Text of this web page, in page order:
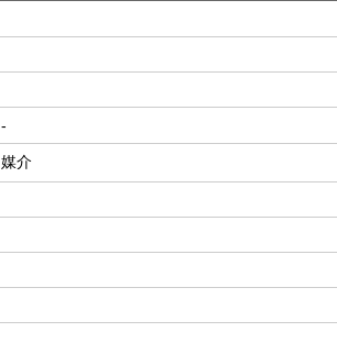
-
媒介